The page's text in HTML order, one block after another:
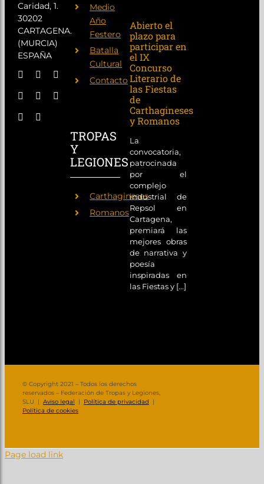
Caridad, 1.
30202
CARTAGENA.
(MURCIA)
ESPAÑA
Medio
Año
Festero
Batalla
Cultural
Contacto
TROPAS
Y
LEGIONES
Carthagineses
Romanos
Abierto el
plazo para
participar en
el IX
Concurso
Literario de
las Fiestas
de
Carthagineses
y Romanos
La
convocatoria,
patrocinada
por el
complejo
industrial de
Repsol en
Cartagena,
premiará las
mejores obras
de narrativa y
poesía
inspiradas en
las Fiestas y [...]
© Copyright 2021 – Todos los derechos
reservados – Federación de Tropas y Legiones,
SLU | Aviso legal | Política de privacidad |
Política de cookies
Page load link